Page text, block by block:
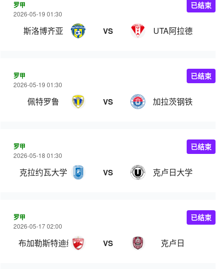
罗甲
2026-05-19 01:30
斯洛博齐亚 VS UTA阿拉德
已结束
罗甲
2026-05-19 01:30
佩特罗鲁 VS 加拉茨钢铁
已结束
罗甲
2026-05-18 01:30
克拉约瓦大学 VS 克卢日大学
已结束
罗甲
2026-05-17 02:00
布加勒斯特迪纳摩 VS 克卢日
已结束